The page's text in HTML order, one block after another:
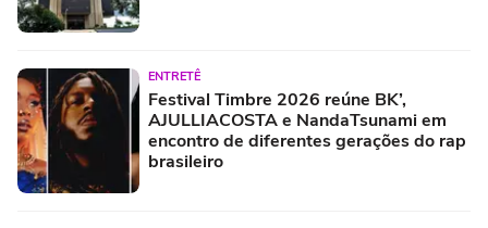
ENTRETÊ
Festival Timbre 2026 reúne BK’,
AJULLIACOSTA e NandaTsunami em
encontro de diferentes gerações do rap
brasileiro